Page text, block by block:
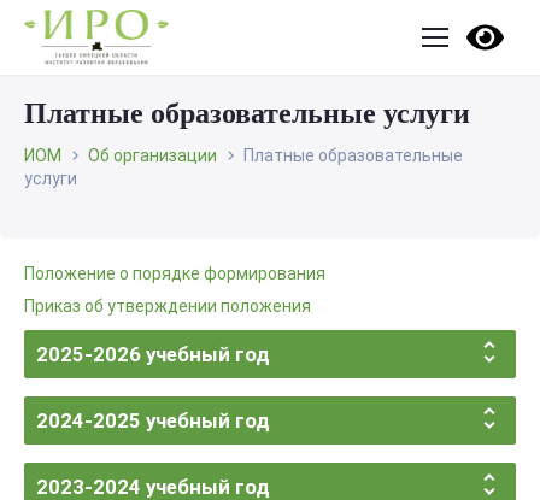
Платные образовательные услуги
ИОМ Об организации
Платные образовательные
услуги
Положение о порядке формирования
Приказ об утверждении положения
2025-2026 учебный год
2024-2025 учебный год
2023-2024 учебный год